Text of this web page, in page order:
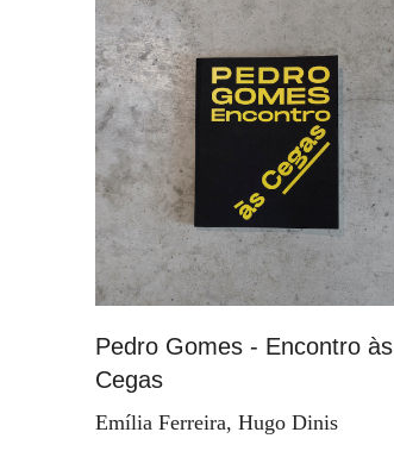
Pedro Gomes - Encontro às
Cegas
Emília Ferreira, Hugo Dinis